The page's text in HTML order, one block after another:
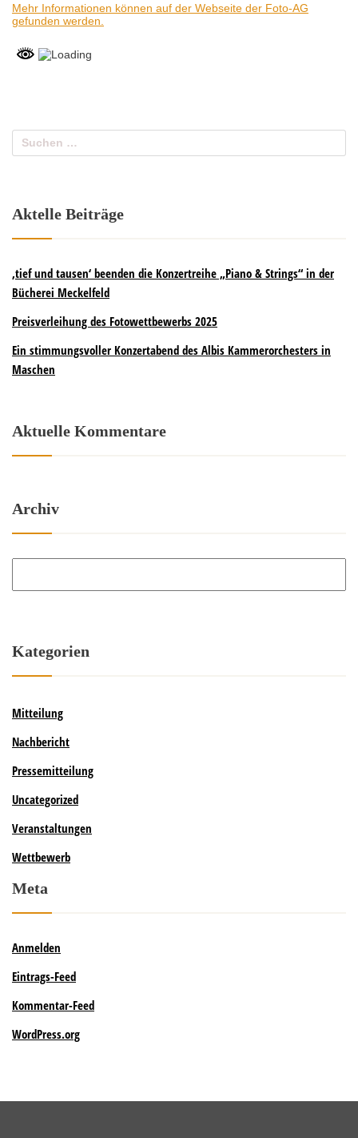
Mehr Informationen können auf der Webseite der Foto-AG
gefunden werden.
Aktelle Beiträge
‚tief und tausen‘ beenden die Konzertreihe „Piano & Strings“ in der
Bücherei Meckelfeld
Preisverleihung des Fotowettbewerbs 2025
Ein stimmungsvoller Konzertabend des Albis Kammerorchesters in
Maschen
Aktuelle Kommentare
Archiv
Kategorien
Mitteilung
Nachbericht
Pressemitteilung
Uncategorized
Veranstaltungen
Wettbewerb
Meta
Anmelden
Eintrags-Feed
Kommentar-Feed
WordPress.org